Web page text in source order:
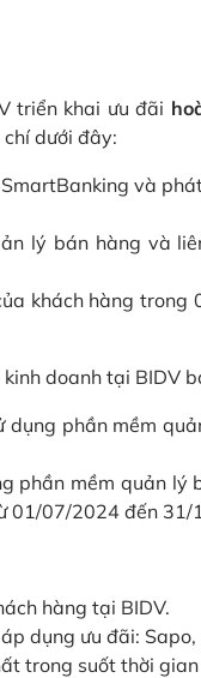
triển khai ưu đãi
dưới đây:
và
lý bán hàng và
khách hàng
doanh tại BIDV
dụng phần mềm
phần mềm quản
01/07/2024 đến 31/
hàng tại BIDV.
dụng ưu đãi:
trong suốt thời